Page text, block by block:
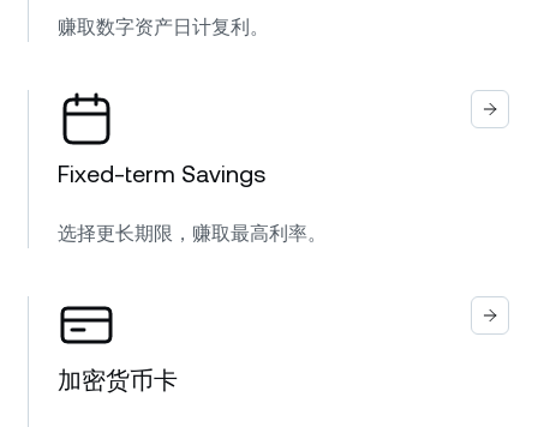
赚取数字资产日计复利。
Fixed-term Savings
选择更长期限，赚取最高利率。
加密货币卡